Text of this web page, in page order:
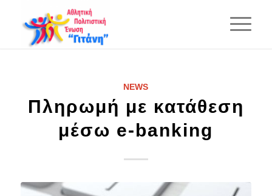
NEWS
Πληρωμή με κατάθεση
μέσω e-banking